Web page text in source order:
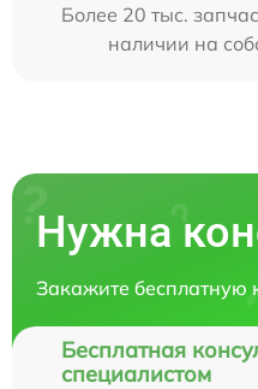
Более 20 тыс.
наличии на
Нужна
Закажите бесплатную
Бесплатная
специалистом